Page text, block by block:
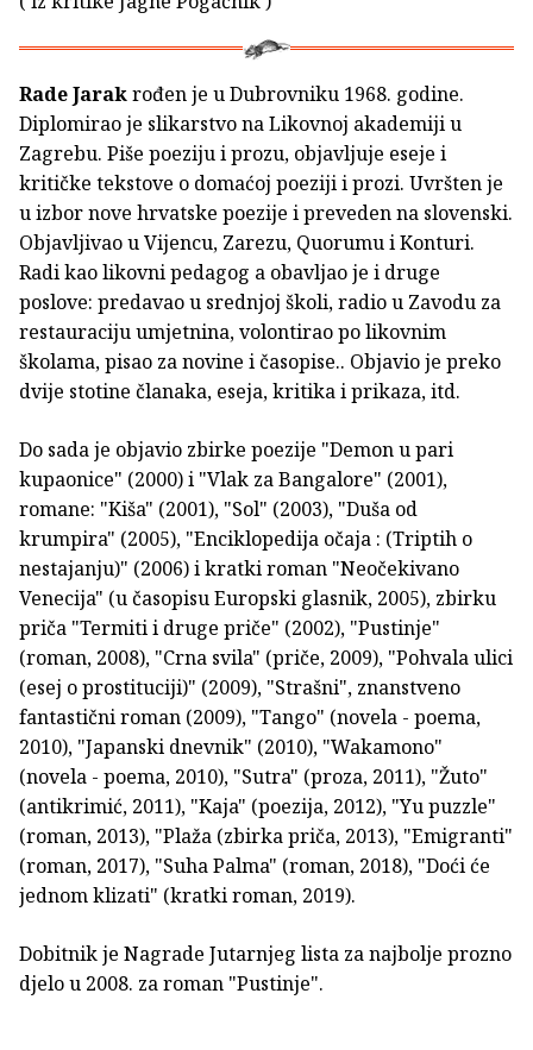
Rade Jarakrođen je u Dubrovniku 1968. godine.
Diplomirao je slikarstvo na Likovnoj akademiji u
Zagrebu. Piše poeziju i prozu, objavljuje eseje i
kritičke tekstove o domaćoj poeziji i prozi. Uvršten je
u izbor nove hrvatske poezije i preveden na slovenski.
Objavljivao u Vijencu, Zarezu, Quorumu i Konturi.
Radi kao likovni pedagog a obavljao je i druge
poslove: predavao u srednjoj školi, radio u Zavodu za
restauraciju umjetnina, volontirao po likovnim
školama, pisao za novine i časopise.. Objavio je preko
dvije stotine članaka, eseja, kritika i prikaza, itd.
Do sada je objavio zbirke poezije "Demon u pari
kupaonice" (2000) i "Vlak za Bangalore" (2001),
romane: "Kiša" (2001), "Sol" (2003), "Duša od
krumpira" (2005), "Enciklopedija očaja : (Triptih o
nestajanju)" (2006) i kratki roman "Neočekivano
Venecija" (u časopisu Europski glasnik, 2005), zbirku
priča "Termiti i druge priče" (2002), "Pustinje"
(roman, 2008), "Crna svila" (priče, 2009), "Pohvala ulici
(esej o prostituciji)" (2009), "Strašni", znanstveno
fantastični roman (2009), "Tango" (novela - poema,
2010), "Japanski dnevnik" (2010), "Wakamono"
(novela - poema, 2010), "Sutra" (proza, 2011), "Žuto"
(antikrimić, 2011), "Kaja" (poezija, 2012), "Yu puzzle"
(roman, 2013), "Plaža (zbirka priča, 2013), "Emigranti"
(roman, 2017), "Suha Palma" (roman, 2018), "Doći će
jednom klizati" (kratki roman, 2019).
Dobitnik je Nagrade Jutarnjeg lista za najbolje prozno
djelo u 2008. za roman "Pustinje".